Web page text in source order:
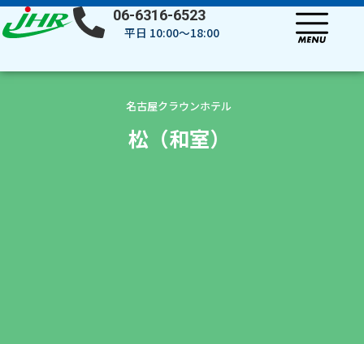
内
容
キ
06-6316-6523
平日 10:00～18:00
名古屋クラウンホテル
松（和室）